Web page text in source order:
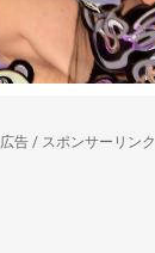
広告 / スポンサーリンク